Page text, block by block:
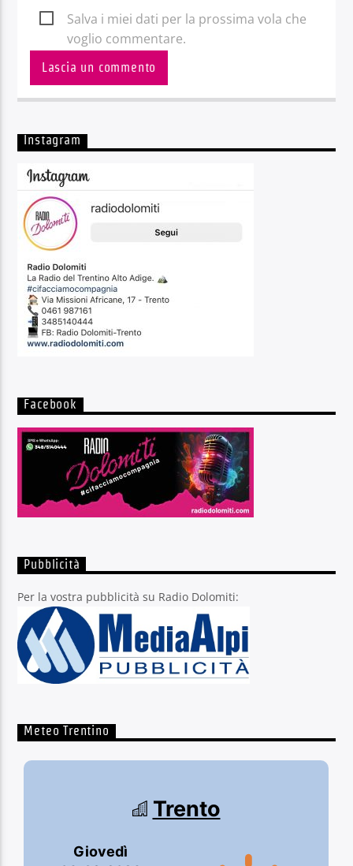
Salva i miei dati per la prossima vola che
voglio commentare.
Instagram
Facebook
Pubblicità
Per la vostra pubblicità su Radio Dolomiti:
Meteo Trentino